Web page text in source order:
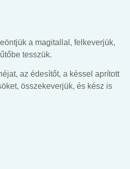
a magitallal, felkeverjük,
tesszük.
az édesítőt, a késsel aprított
összekeverjük, és kész is